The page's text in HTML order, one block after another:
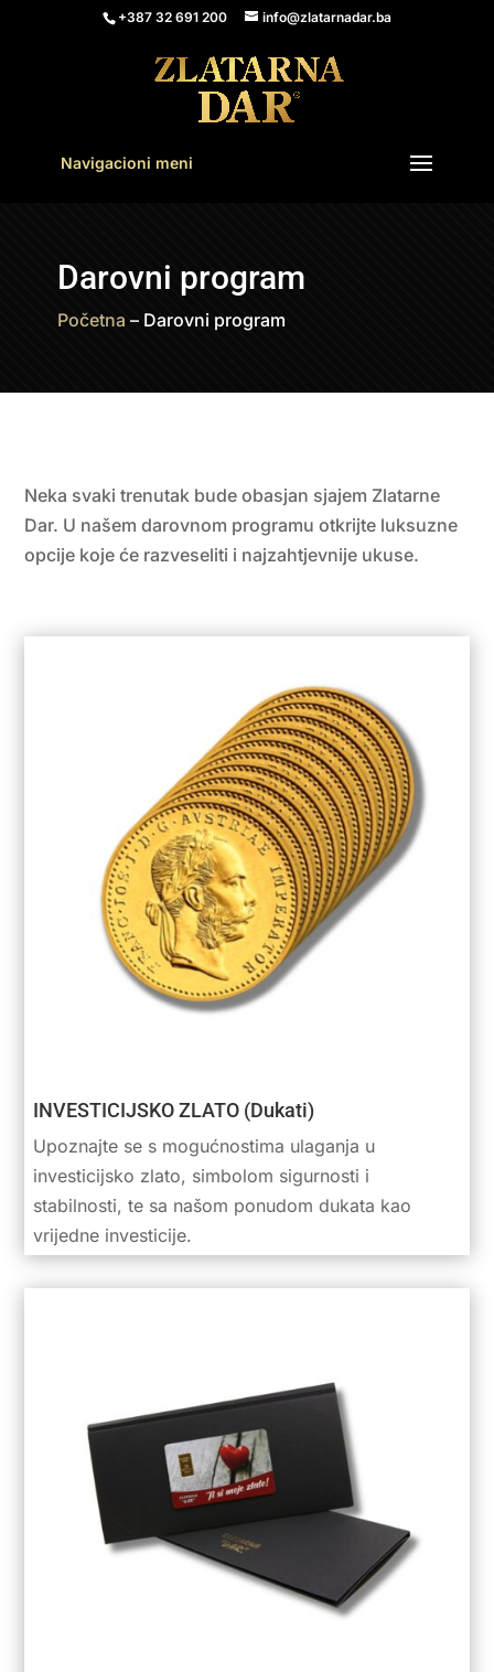
+387 32 691 200 info@zlatarnadar.ba
Navigacioni meni
Darovni program
Početna – Darovni program
Neka svaki trenutak bude obasjan sjajem Zlatarne
Dar. U našem darovnom programu otkrijte luksuzne
opcije koje će razveseliti i najzahtjevnije ukuse.
INVESTICIJSKO ZLATO (Dukati)
Upoznajte se s mogućnostima ulaganja u
investicijsko zlato, simbolom sigurnosti i
stabilnosti, te sa našom ponudom dukata kao
vrijedne investicije.